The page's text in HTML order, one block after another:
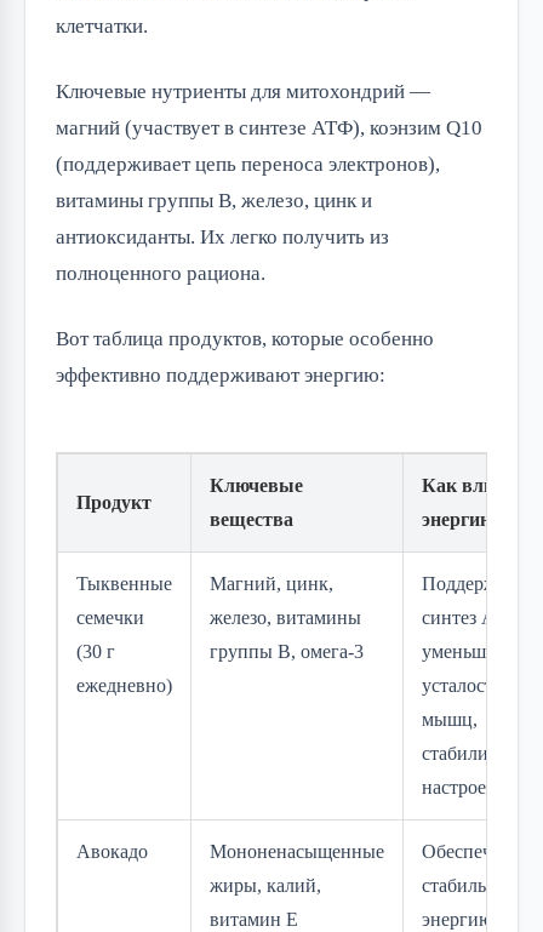
клетчатки.
Ключевые нутриенты для митохондрий —
магний (участвует в синтезе АТФ), коэнзим Q10
(поддерживает цепь переноса электронов),
витамины группы B, железо, цинк и
антиоксиданты. Их легко получить из
полноценного рациона.
Вот таблица продуктов, которые особенно
эффективно поддерживают энергию:
Продукт
Ключевые
вещества
Как влияет
энергию
Тыквенные
семечки
(30 г
ежедневно)
Магний, цинк,
железо, витамины
группы B, омега-3
Поддерживает
синтез АТФ,
уменьшает
усталость
мышц,
стабилизирует
настроение
Авокадо
Мононенасыщенные
жиры, калий,
витамин E
Обеспечивает
стабильную
энергию,